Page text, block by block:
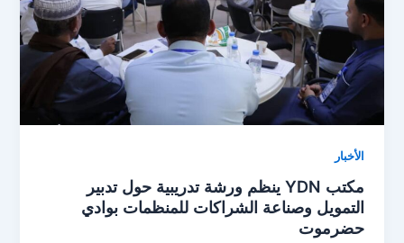
الأخبار
مكتب YDN ينظم ورشة تدريبية حول تدبير
التمويل وصناعة الشراكات للمنظمات بوادي
حضرموت